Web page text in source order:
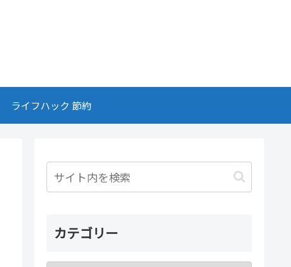
ライフハック 節約
カテゴリー